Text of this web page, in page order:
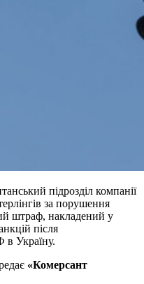
підрозділ компанії
за порушення
штраф, накладений у
після
в Україну.
«Комерсант